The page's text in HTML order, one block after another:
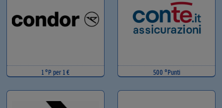
1 °P per 1 € 500 °Punti